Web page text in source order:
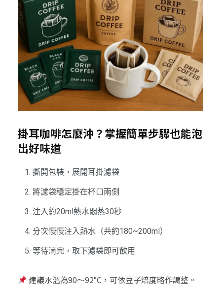
掛耳咖啡怎麼沖？掌握簡單步驟也能泡
出好味道
撕開包裝，展開耳掛濾袋
將濾袋穩定掛在杯口兩側
注入約20ml熱水悶蒸30秒
分次慢慢注入熱水（共約180~200ml）
等待滴完，取下濾袋即可飲用
建議水溫為90～92°C，可依豆子焙度略作調整。